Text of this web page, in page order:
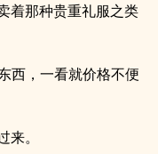
着那种贵重礼服之类
西，一看就价格不便
。